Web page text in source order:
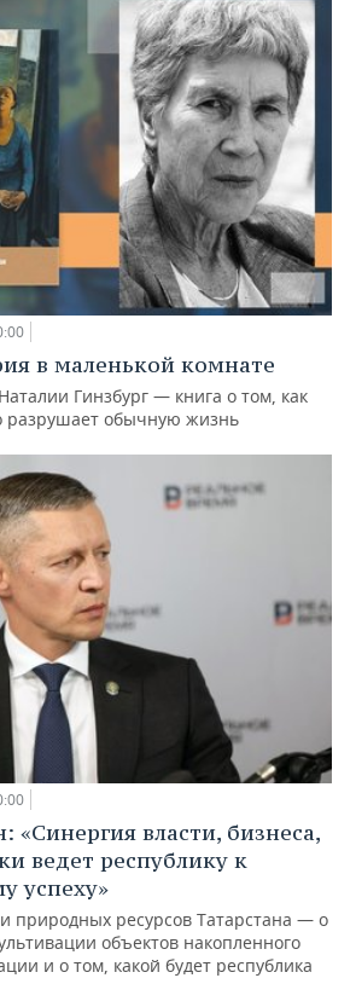
в маленькой комнате
Гинзбург — книга о том, как
разрушает обычную жизнь
«Синергия власти, бизнеса,
ведет республику к
успеху»
природных ресурсов Татарстана — о
объектов накопленного
и о том, какой будет республика